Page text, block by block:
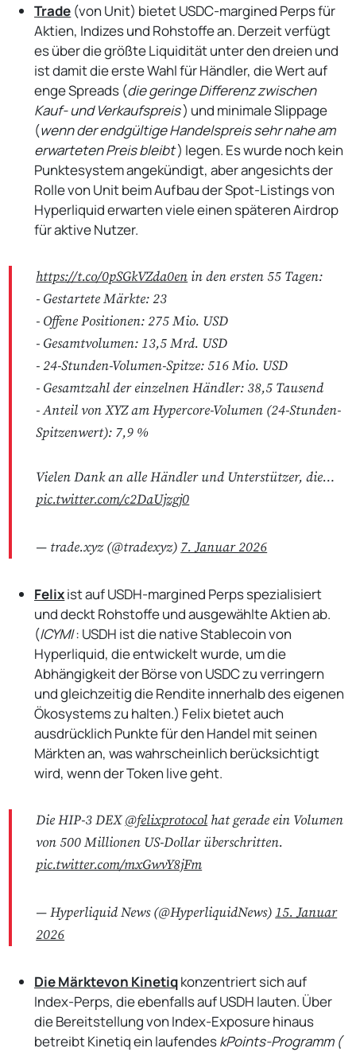
Trade (von Unit) bietet USDC-margined Perps für
Aktien, Indizes und Rohstoffe an. Derzeit verfügt
es über die größte Liquidität unter den dreien und
ist damit die erste Wahl für Händler, die Wert auf
enge Spreads (die geringe Differenz zwischen
Kauf- und Verkaufspreis) und minimale Slippage
(wenn der endgültige Handelspreis sehr nahe am
erwarteten Preis bleibt) legen. Es wurde noch kein
Punktesystem angekündigt, aber angesichts der
Rolle von Unit beim Aufbau der Spot-Listings von
Hyperliquid erwarten viele einen späteren Airdrop
für aktive Nutzer.
https://t.co/0pSGkVZda0en in den ersten 55 Tagen:
- Gestartete Märkte: 23
- Offene Positionen: 275 Mio. USD
- Gesamtvolumen: 13,5 Mrd. USD
- 24-Stunden-Volumen-Spitze: 516 Mio. USD
- Gesamtzahl der einzelnen Händler: 38,5 Tausend
- Anteil von XYZ am Hypercore-Volumen (24-Stunden-
Spitzenwert): 7,9 %
Vielen Dank an alle Händler und Unterstützer, die…
pic.twitter.com/c2DaUjzgj0
— trade.xyz (@tradexyz) 7. Januar 2026
Felixist auf USDH-margined Perps spezialisiert
und deckt Rohstoffe und ausgewählte Aktien ab.
(ICYMI: USDH ist die native Stablecoin von
Hyperliquid, die entwickelt wurde, um die
Abhängigkeit der Börse von USDC zu verringern
und gleichzeitig die Rendite innerhalb des eigenen
Ökosystems zu halten.) Felix bietet auch
ausdrücklich Punkte für den Handel mit seinen
Märkten an, was wahrscheinlich berücksichtigt
wird, wenn der Token live geht.
Die HIP-3 DEX@felixprotocol hat gerade ein Volumen
von 500 Millionen US-Dollar überschritten.
pic.twitter.com/mxGwvY8jFm
— Hyperliquid News (@HyperliquidNews) 15. Januar
2026
Die Märktevon Kinetiqkonzentriert sich auf
Index-Perps, die ebenfalls auf USDH lauten. Über
die Bereitstellung von Index-Exposure hinaus
betreibt Kinetiq ein laufendeskPoints-Programm (